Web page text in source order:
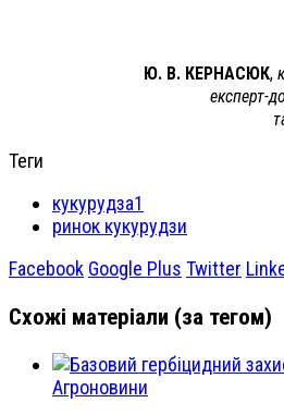
Ю. В. КЕРНАСЮК,
експерт-
Теги
кукурудза1
ринок кукурудзи
Facebook Google Plus Twitter
Схожі матеріали (за тегом)
Агроновини